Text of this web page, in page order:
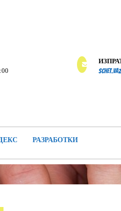
РАЗРАБОТКИ